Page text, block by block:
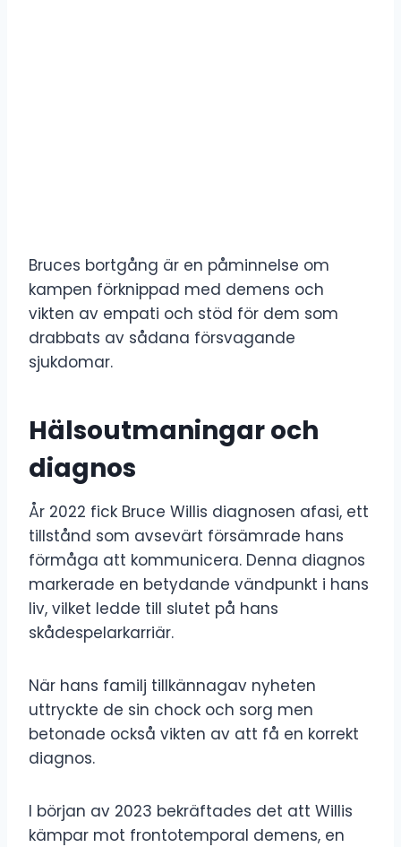
Bruces bortgång är en påminnelse om
kampen förknippad med demens och
vikten av empati och stöd för dem som
drabbats av sådana försvagande
sjukdomar.
Hälsoutmaningar och
diagnos
År 2022 fick Bruce Willis diagnosen afasi, ett
tillstånd som avsevärt försämrade hans
förmåga att kommunicera. Denna diagnos
markerade en betydande vändpunkt i hans
liv, vilket ledde till slutet på hans
skådespelarkarriär.
När hans familj tillkännagav nyheten
uttryckte de sin chock och sorg men
betonade också vikten av att få en korrekt
diagnos.
I början av 2023 bekräftades det att Willis
kämpar mot frontotemporal demens, en